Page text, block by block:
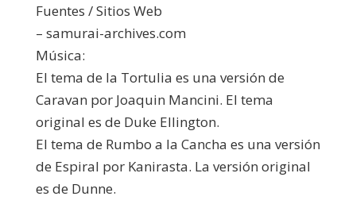
Fuentes / Sitios Web
– samurai-archives.com
Música:
El tema de la Tortulia es una versión de
Caravan por Joaquin Mancini. El tema
original es de Duke Ellington.
El tema de Rumbo a la Cancha es una versión
de Espiral por Kanirasta. La versión original
es de Dunne.